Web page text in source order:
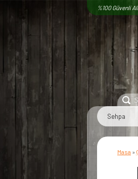
%100 Güvenli
Sehpa
Masa »